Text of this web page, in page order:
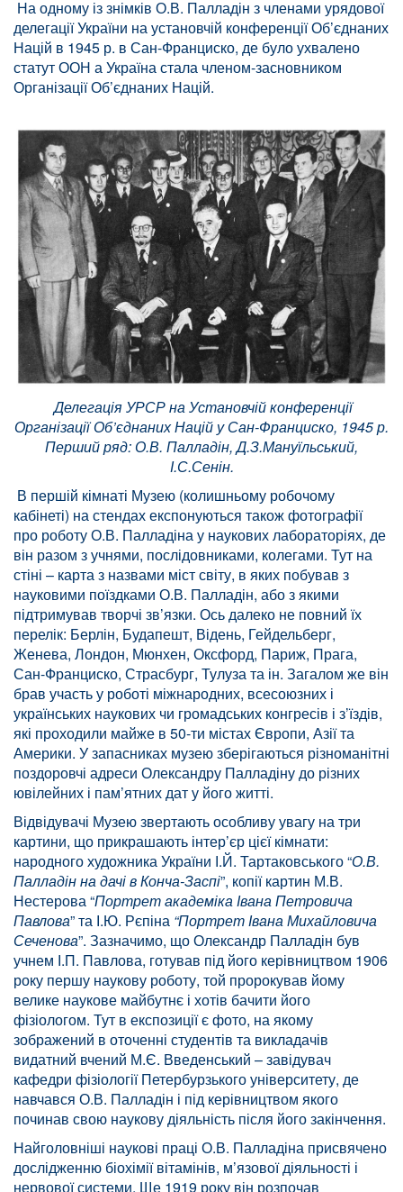
На одному із знімків О.В. Палладін з членами урядової
делегації України на установчій конференції Об’єднаних
Націй в 1945 р. в Сан-Франциско, де було ухвалено
статут ООН а Україна стала членом-засновником
Організації Об’єднаних Націй.
Делегація УРСР на Установчій конференції
Організації Об’єднаних Націй у Сан-Франциско, 1945 р.
Перший ряд: О.В. Палладін, Д.З.Мануїльський,
І.С.Сенін.
В першій кімнаті Музею (колишньому робочому
кабінеті) на стендах експонуються також фотографії
про роботу О.В. Палладіна у наукових лабораторіях, де
він разом з учнями, послідовниками, колегами. Тут на
стіні – карта з назвами міст світу, в яких побував з
науковими поїздками О.В. Палладін, або з якими
підтримував творчі зв’язки. Ось далеко не повний їх
перелік: Берлін, Будапешт, Відень, Гейдельберг,
Женева, Лондон, Мюнхен, Оксфорд, Париж, Прага,
Сан-Франциско, Страсбург, Тулуза та ін. Загалом же він
брав участь у роботі міжнародних, всесоюзних і
українських наукових чи громадських конгресів і з’їздів,
які проходили майже в 50-ти містах Європи, Азії та
Америки. У запасниках музею зберігаються різноманітні
поздоровчі адреси Олександру Палладіну до різних
ювілейних і пам’ятних дат у його житті.
Відвідувачі Музею звертають особливу увагу на три
картини, що прикрашають інтер’єр цієї кімнати:
народного художника України І.Й. Тартаковського “О.В.
Палладін на дачі в Конча-Заспі”, копії картин М.В.
Нестерова “Портрет академіка Івана Петровича
Павлова” та І.Ю. Рєпіна “Портрет Івана Михайловича
Сеченова”. Зазначимо, що Олександр Палладін був
учнем І.П. Павлова, готував під його керівництвом 1906
року першу наукову роботу, той пророкував йому
велике наукове майбутнє і хотів бачити його
фізіологом. Тут в експозиції є фото, на якому
зображений в оточенні студентів та викладачів
видатний вчений М.Є. Введенський – завідувач
кафедри фізіології Петербурзького університету, де
навчався О.В. Палладін і під керівництвом якого
починав свою наукову діяльність після його закінчення.
Найголовніші наукові праці О.В. Палладіна присвячено
дослідженню біохімії вітамінів, м’язової діяльності і
нервової системи. Ще 1919 року він розпочав